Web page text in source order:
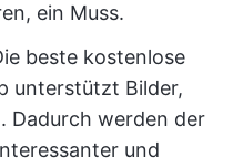
ein Muss.
beste kostenlose
unterstützt Bilder,
Dadurch werden der
und